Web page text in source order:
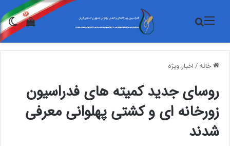
منو جستجو برای
خانه / اخبار ویژه
روسای جدید کمیته های فدراسیون
زورخانه ای و کشتی پهلوانی معرفی
شدند